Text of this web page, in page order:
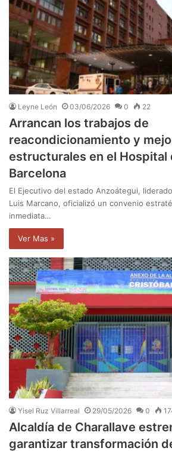
Leyne León 03/06/2026 0 22
Arrancan los trabajos de
reacondicionamiento y
estructurales en el Hospital
Barcelona
El Ejecutivo del estado Anzoátegui,
Luis Marcano, oficializó un convenio
inmediata…
Ver Mas »
Yisel Ruz Villarreal 29/05/2026 0
Alcaldía de Charallave
garantizar transformación